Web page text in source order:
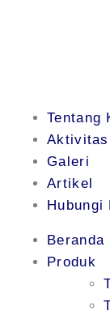
Tentang
Aktivitas
Galeri
Artikel
Hubungi
Beranda
Produk